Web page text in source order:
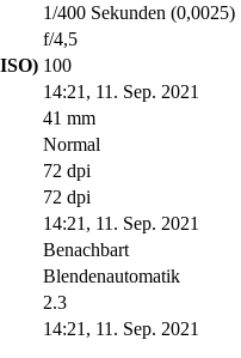
1/400 Sekunden (0,0025)
f/4,5
100
14:21, 11. Sep. 2021
41 mm
Normal
72 dpi
72 dpi
14:21, 11. Sep. 2021
Benachbart
Blendenautomatik
2.3
14:21, 11. Sep. 2021